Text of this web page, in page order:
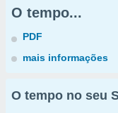
O tempo...
PDF
mais informações
O tempo no seu